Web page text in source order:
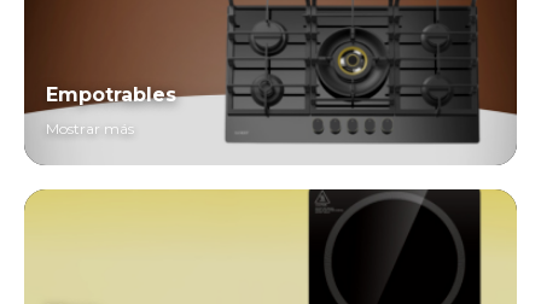
Empotrables
Mostrar más